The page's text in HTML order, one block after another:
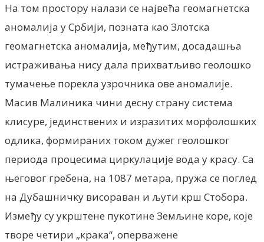
На том простору налази се највећа геомагнетска
аномалија у Србији, позната као Злотска
геомагнетска аномалија, међутим, досадашња
истраживања нису дала прихватљиво геолошко
тумачење порекла узрочника ове аномалије.
Масив Малиника чини десну страну система
клисуре, јединствених и изразитих морфолошких
одлика, формираних током дужег геолошког
периода процесима циркулације вода у красу. Са
његовог гребена, на 1087 метара, пружа се поглед
на Дубашничку висораван и љути крш Стобора.
Између су укрштене пукотине Земљине коре, које
творе четири „крака“, оперважене